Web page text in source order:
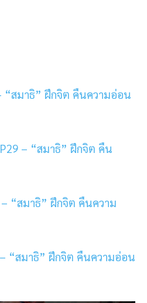
“สมาธิ” ฝึกจิต คืนความอ่อน
– “สมาธิ” ฝึกจิต คืน
– “สมาธิ” ฝึกจิต คืนความ
“สมาธิ” ฝึกจิต คืนความอ่อน